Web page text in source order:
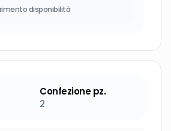
disponibilità
Confezione pz.
2